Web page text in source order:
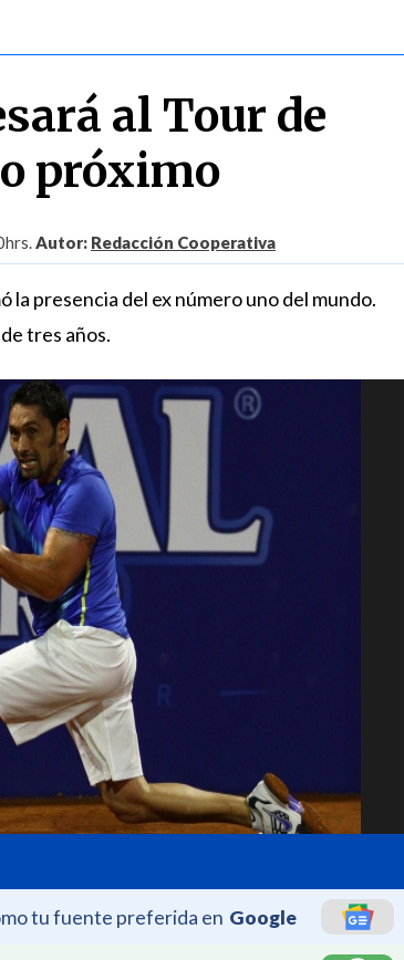
al Tour de
próximo
Autor: Redacción Cooperativa
presencia del ex número uno del mundo.
tres años.
tu fuente preferida en Google